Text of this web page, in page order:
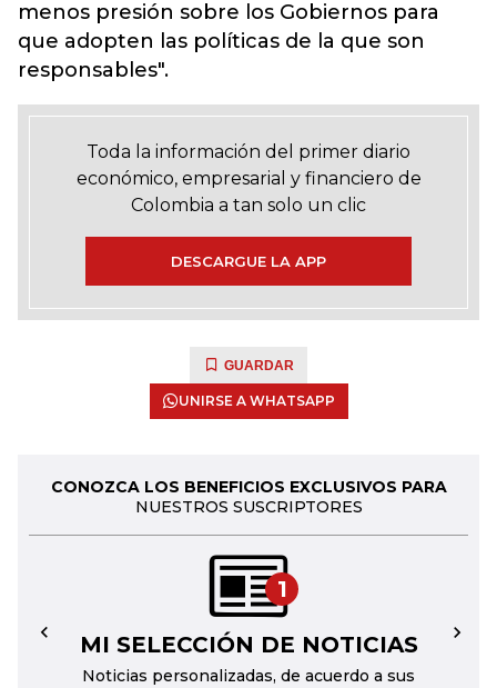
menos presión sobre los Gobiernos para
que adopten las políticas de la que son
responsables".
Toda la información del primer diario
económico, empresarial y financiero de
Colombia a tan solo un clic
DESCARGUE LA APP
GUARDAR
UNIRSE A WHATSAPP
CONOZCA LOS BENEFICIOS EXCLUSIVOS PARA
NUESTROS SUSCRIPTORES
1
MI SELECCIÓN DE NOTICIAS
Noticias personalizadas, de acuerdo a sus
← →